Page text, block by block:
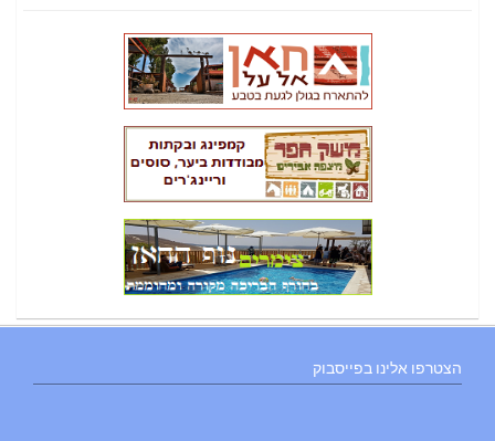
הצטרפו אלינו בפייסבוק